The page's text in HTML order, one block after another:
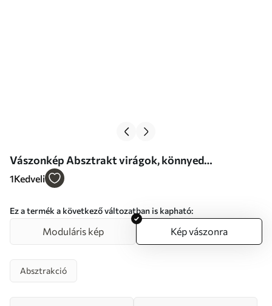
Vászonkép Absztrakt virágok, könnyed
kompozíció olajfestmény stílusban Nr s46325
1Kedveli
Ez a termék a következő változatban is kapható:
Moduláris kép Kép vászonra
Absztrakció